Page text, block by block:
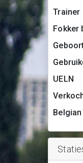
Trainer
Fokker
UELN